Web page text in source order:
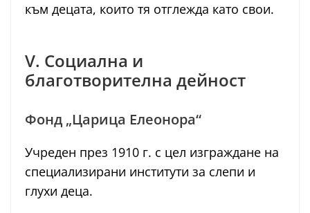
към децата, които тя отглежда като свои.
V. Социална и
благотворителна дейност
Фонд „Царица Елеонора“
Учреден през 1910 г. с цел изграждане на
специализирани институти за слепи и
глухи деца.